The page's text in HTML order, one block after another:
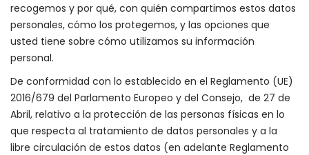
recogemos y por qué, con quién compartimos estos datos
personales, cómo los protegemos, y las opciones que
usted tiene sobre cómo utilizamos su información
personal.
De conformidad con lo establecido en el Reglamento (UE)
2016/679 del Parlamento Europeo y del Consejo, de 27 de
Abril, relativo a la protección de las personas físicas en lo
que respecta al tratamiento de datos personales y a la
libre circulación de estos datos (en adelante Reglamento